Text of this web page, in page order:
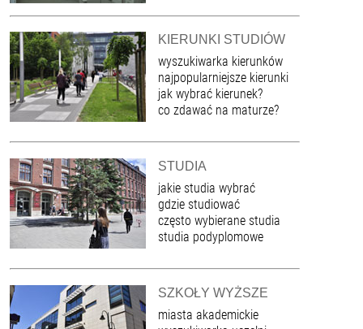
KIERUNKI STUDIÓW
wyszukiwarka kierunków
najpopularniejsze kierunki
jak wybrać kierunek?
co zdawać na maturze?
STUDIA
jakie studia wybrać
gdzie studiować
często wybierane studia
studia podyplomowe
SZKOŁY WYŻSZE
miasta akademickie